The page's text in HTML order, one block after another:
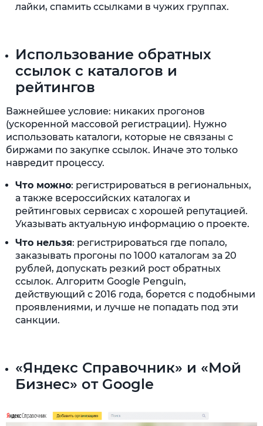
лайки, спамить ссылками в чужих группах.
Использование обратных
ссылок с каталогов и
рейтингов
Важнейшее условие: никаких прогонов
(ускоренной массовой регистрации). Нужно
использовать каталоги, которые не связаны с
биржами по закупке ссылок. Иначе это только
навредит процессу.
Что можно: регистрироваться в региональных,
а также всероссийских каталогах и
рейтинговых сервисах с хорошей репутацией.
Указывать актуальную информацию о проекте.
Что нельзя: регистрироваться где попало,
заказывать прогоны по 1000 каталогам за 20
рублей, допускать резкий рост обратных
ссылок. Алгоритм Google Penguin,
действующий с 2016 года, борется с подобными
проявлениями, и лучше не попадать под эти
санкции.
«Яндекс Справочник» и «Мой
Бизнес» от Google